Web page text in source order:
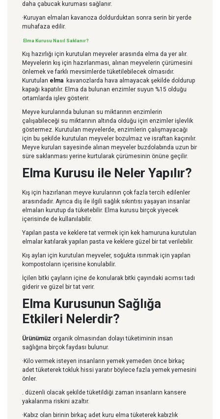
daha çabucak kuruması sağlanır.
·Kuruyan elmaları kavanoza doldurduktan sonra serin bir yerde
muhafaza edilir.
Elma Kurusu Nasıl Saklanır?
Kış hazırlığı için kurutulan meyveler arasında elma da yer alır.
Meyvelerin kış için hazırlanması, alınan meyvelerin çürümesini
önlemek ve farklı mevsimlerde tüketilebilecek olmasıdır.
Kurutulan elma kavanozlarda hava almayacak şekilde doldurup
kapağı kapatılır. Elma da bulunan enzimler suyun %15 olduğu
ortamlarda işlev gösterir.
Meyve kurularında bulunan su miktarının enzimlerin
çalışabileceği su miktarının altında olduğu için enzimler işlevlik
göstermez. Kurutulan meyvelerde, enzimlerin çalışmayacağı
için bu şekilde kurutulan meyveler bozulmaz ve israftan kaçınılır.
Meyve kuruları sayesinde alınan meyveler buzdolabında uzun bir
süre saklanması yerine kurtularak çürümesinin önüne geçilir.
Elma Kurusu ile Neler Yapılır?
Kış için hazırlanan meyve kurularının çok fazla tercih edilenler
arasındadır. Ayrıca diş ile ilgili sağlık sıkıntısı yaşayan insanlar
elmaları kurutup da tüketebilir. Elma kurusu birçok yiyecek
içerisinde de kullanılabilir.
Yapılan pasta ve keklere tat vermek için kek hamuruna kurutulan
elmalar katılarak yapılan pasta ve keklere güzel bir tat verilebilir.
Kış ayları için kurutulan meyveler, soğukta ısınmak için yapılan
kompostoların içerisine konulabilir.
İçilen bitki çayların içine de konularak bitki çayındaki acımsı tadı
giderir ve güzel bir tat verir.
Elma Kurusunun Sağlığa
Etkileri Nelerdir?
Ürünümüz organik olmasından dolayı tüketiminin insan
sağlığına birçok faydası bulunur.
·Kilo vermek isteyen insanların yemek yemeden önce birkaç
adet tüketerek tokluk hissi yaratır böylece fazla yemek yemesini
önler.
. düzenli olacak şekilde tüketildiği zaman insanların kansere
yakalanma riskini azaltır.
·Kabız olan birinin birkaç adet kuru elma tüketerek kabızlık